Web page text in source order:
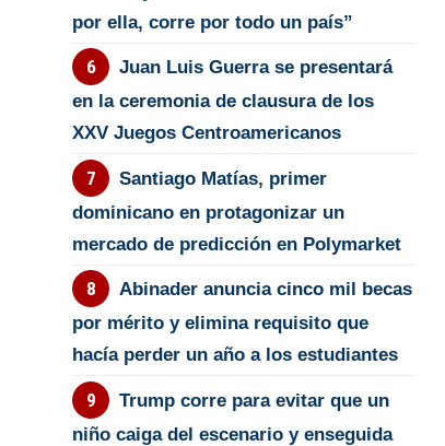
por ella, corre por todo un país”
Juan Luis Guerra se presentará
en la ceremonia de clausura de los
XXV Juegos Centroamericanos
Santiago Matías, primer
dominicano en protagonizar un
mercado de predicción en Polymarket
Abinader anuncia cinco mil becas
por mérito y elimina requisito que
hacía perder un año a los estudiantes
Trump corre para evitar que un
niño caiga del escenario y enseguida